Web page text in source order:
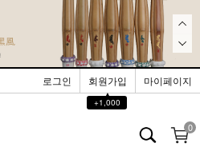
로그인
회원가입
▲
+1,000
마이페이지
0